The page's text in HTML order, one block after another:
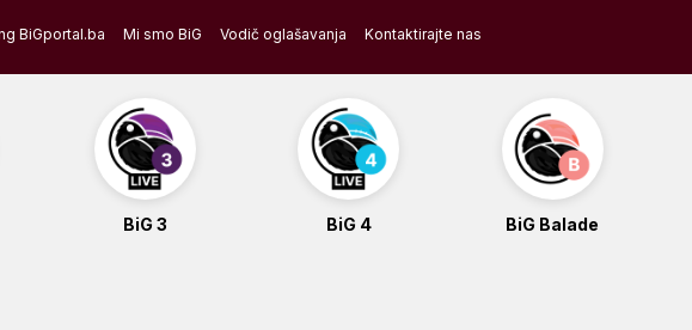
BiGportal.ba Mi smo BiG Vodič oglašavanja Kontaktirajte nas
BiG 3 BiG 4 BiG Balade